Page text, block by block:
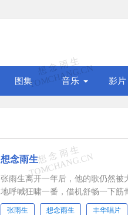
图集 音乐 影片
想念雨生
张雨生离开一年后，他的歌仍然
地呼喊狂啸一番，借机舒畅一下
张雨生 想念雨生 丰华唱片